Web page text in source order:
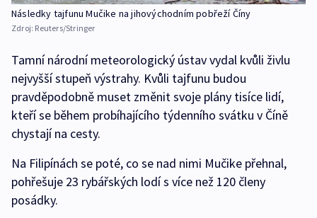
Následky tajfunu Mučike na jihovýchodním pobřeží Číny
Zdroj: Reuters/Stringer
Tamní národní meteorologický ústav vydal kvůli živlu
nejvyšší stupeň výstrahy. Kvůli tajfunu budou
pravděpodobně muset změnit svoje plány tisíce lidí,
kteří se během probíhajícího týdenního svátku v Číně
chystají na cesty.
Na Filipínách se poté, co se nad nimi Mučike přehnal,
pohřešuje 23 rybářských lodí s více než 120 členy
posádky.